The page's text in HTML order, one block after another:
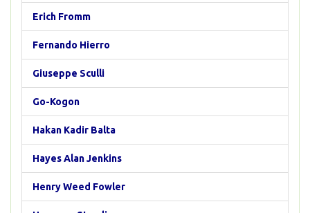
Erich Fromm
Fernando Hierro
Giuseppe Sculli
Go-Kogon
Hakan Kadir Balta
Hayes Alan Jenkins
Henry Weed Fowler